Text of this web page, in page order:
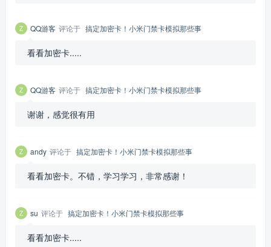
QQ游客 评论于 搞定加密卡！小米门禁卡模拟那些事
看看加密卡.....
QQ游客 评论于 搞定加密卡！小米门禁卡模拟那些事
谢谢，感觉很有用
andy 评论于 搞定加密卡！小米门禁卡模拟那些事
看看加密卡。不错，学习学习，非常感谢！
su 评论于 搞定加密卡！小米门禁卡模拟那些事
看看加密卡.....